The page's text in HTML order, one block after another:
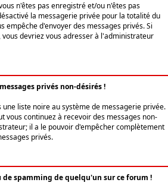
n'êtes pas enregistré et/ou n'êtes pas
la messagerie privée pour la totalité du
empêche d'envoyer des messages privés. Si
devriez vous adresser à l'administrateur
privés non-désirés !
une liste noire au système de messagerie privée.
vous continuez à recevoir des messages non-
il a le pouvoir d'empêcher complètement
privés.
de spamming de quelqu'un sur ce forum !